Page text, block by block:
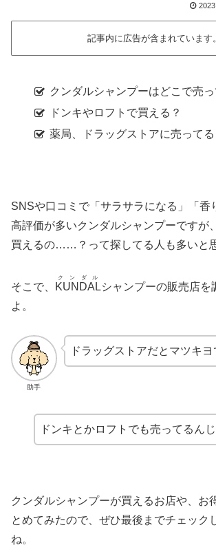
記事内に広告が含まれています。
クンダルシャンプーはどこで売っ
ドンキやロフトで買える？
薬局、ドラッグストアに売ってる
SNSや口コミで「サラサラになる」「香
高評価が多いクンダルシャンプーですが
買えるの……？って探してる人も多いと
そこで、 KUNDAL
クンダル
シャンプーの販売店を
よ。
助手
ドラッグストアだとマツキヨ
ドンキとかロフトでも売ってるんじ
クンダルシャンプーが買えるお店や、お
とめてみたので、ぜひ最後までチェック
ね。